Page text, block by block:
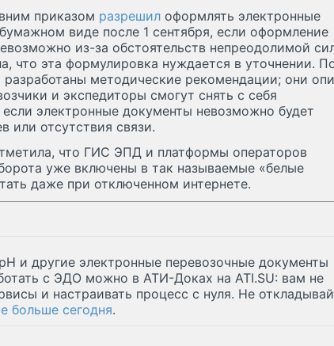
приказом разрешил оформлять электронные
виде после 1 сентября, если оформление
из-за обстоятельств непреодолимой
что эта формулировка нуждается в уточнении.
разработаны методические рекомендации; они
и экспедиторы смогут снять с себя
если электронные документы невозможно будет
или отсутствия связи.
что ГИС ЭПД и платформы операторов
уже включены в так называемые «белые
даже при отключенном интернете.
и другие электронные перевозочные документы
с ЭДО можно в АТИ-Доках на ATI.SU: вам не
и настраивать процесс с нуля. Не
больше сегодня.